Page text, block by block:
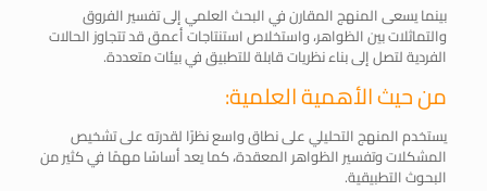
بينما يسعى المنهج المقارن في البحث العلمي إلى تفسير الفروق
والتماثلات بين الظواهر، واستخلاص استنتاجات أعمق قد تتجاوز الحالات
الفردية لتصل إلى بناء نظريات قابلة للتطبيق في بيئات متعددة.
من حيث الأهمية العلمية:
يستخدم المنهج التحليلي على نطاق واسع نظرًا لقدرته على تشخيص
المشكلات وتفسير الظواهر المعقدة، كما يعد أساسًا مهمًا في كثير من
البحوث التطبيقية.